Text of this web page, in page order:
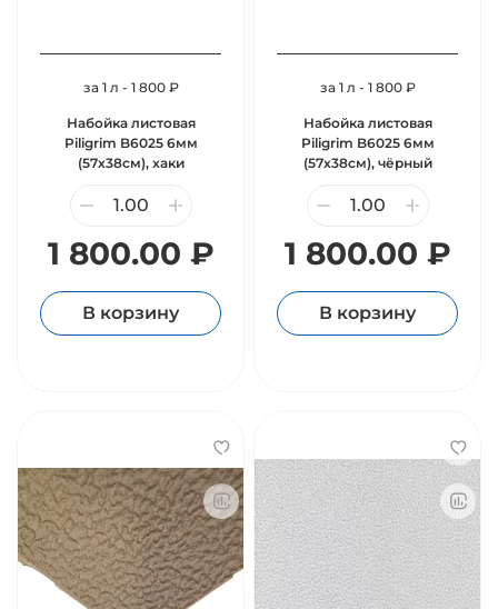
за 1 л - 1 800 ₽
Набойка листовая
Piligrim B6025 6мм
(57х38см), хаки
1 800.00 ₽
В корзину
за 1 л - 1 800 ₽
Набойка листовая
Piligrim B6025 6мм
(57х38см), чёрный
1 800.00 ₽
В корзину